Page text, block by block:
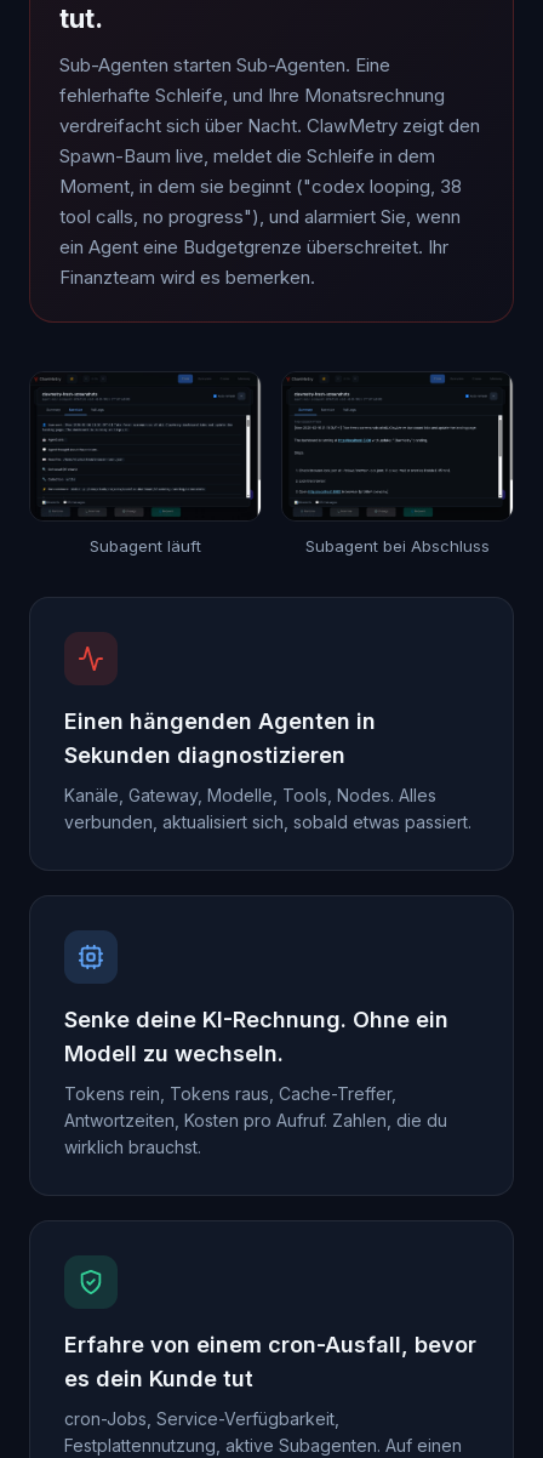
tut.
Sub-Agenten starten Sub-Agenten. Eine
fehlerhafte Schleife, und Ihre Monatsrechnung
verdreifacht sich über Nacht. ClawMetry zeigt den
Spawn-Baum live, meldet die Schleife in dem
Moment, in dem sie beginnt ("codex looping, 38
tool calls, no progress"), und alarmiert Sie, wenn
ein Agent eine Budgetgrenze überschreitet. Ihr
Finanzteam wird es bemerken.
Subagent läuft Subagent bei Abschluss
Einen hängenden Agenten in
Sekunden diagnostizieren
Kanäle, Gateway, Modelle, Tools, Nodes. Alles
verbunden, aktualisiert sich, sobald etwas passiert.
Senke deine KI-Rechnung. Ohne ein
Modell zu wechseln.
Tokens rein, Tokens raus, Cache-Treffer,
Antwortzeiten, Kosten pro Aufruf. Zahlen, die du
wirklich brauchst.
Erfahre von einem cron-Ausfall, bevor
es dein Kunde tut
cron-Jobs, Service-Verfügbarkeit,
Festplattennutzung, aktive Subagenten. Auf einen